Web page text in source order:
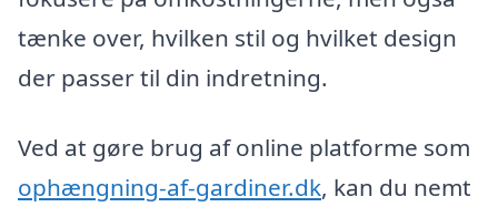
tænke over, hvilken stil og hvilket design
der passer til din indretning.
Ved at gøre brug af online platforme som
ophængning-af-gardiner.dk, kan du nemt